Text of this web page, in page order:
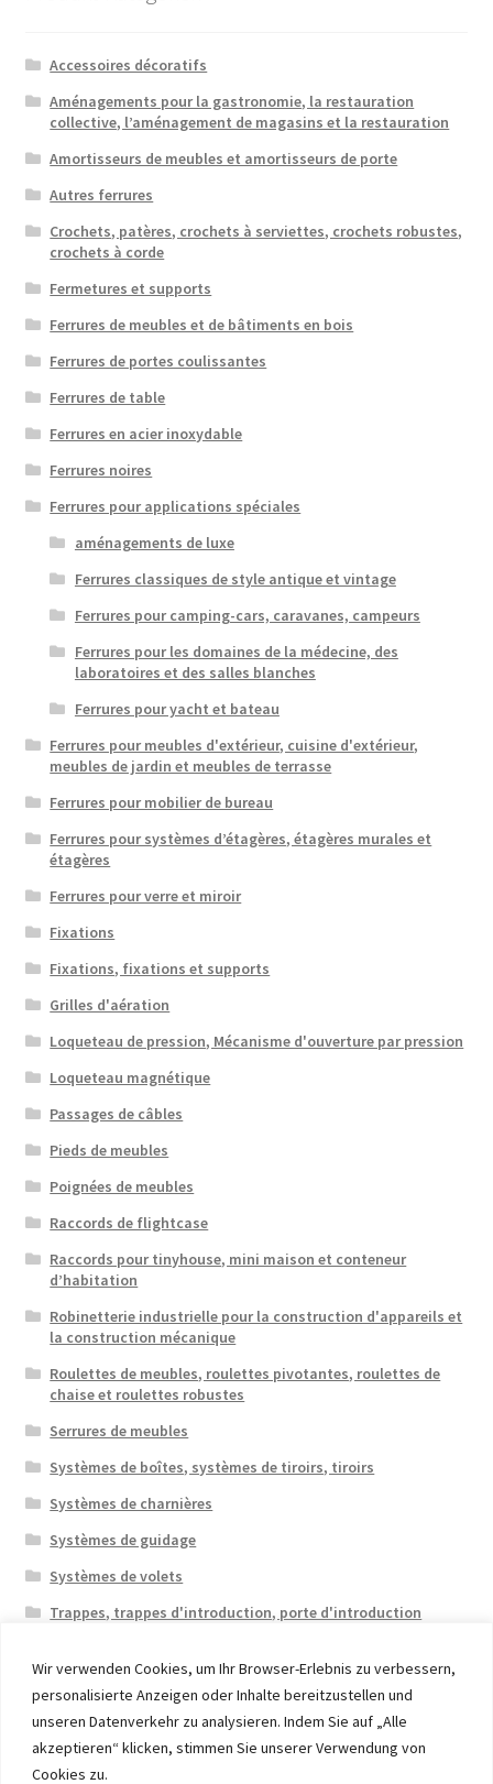
Wir verwenden Cookies, um Ihr Browser-Erlebnis zu verbessern,
personalisierte Anzeigen oder Inhalte bereitzustellen und
unseren Datenverkehr zu analysieren. Indem Sie auf „Alle
akzeptieren“ klicken, stimmen Sie unserer Verwendung von
Cookies zu.
Accessoires décoratifs
Aménagements pour la gastronomie, la restauration
collective, l’aménagement de magasins et la restauration
Amortisseurs de meubles et amortisseurs de porte
Autres ferrures
Crochets, patères, crochets à serviettes, crochets robustes,
crochets à corde
Fermetures et supports
Ferrures de meubles et de bâtiments en bois
Ferrures de portes coulissantes
Ferrures de table
Ferrures en acier inoxydable
Ferrures noires
Ferrures pour applications spéciales
aménagements de luxe
Ferrures classiques de style antique et vintage
Ferrures pour camping-cars, caravanes, campeurs
Ferrures pour les domaines de la médecine, des
laboratoires et des salles blanches
Ferrures pour yacht et bateau
Ferrures pour meubles d'extérieur, cuisine d'extérieur,
meubles de jardin et meubles de terrasse
Ferrures pour mobilier de bureau
Ferrures pour systèmes d’étagères, étagères murales et
étagères
Ferrures pour verre et miroir
Fixations
Fixations, fixations et supports
Grilles d'aération
Loqueteau de pression, Mécanisme d'ouverture par pression
Loqueteau magnétique
Passages de câbles
Pieds de meubles
Poignées de meubles
Raccords de flightcase
Raccords pour tinyhouse, mini maison et conteneur
d’habitation
Robinetterie industrielle pour la construction d'appareils et
la construction mécanique
Roulettes de meubles, roulettes pivotantes, roulettes de
chaise et roulettes robustes
Serrures de meubles
Systèmes de boîtes, systèmes de tiroirs, tiroirs
Systèmes de charnières
Systèmes de guidage
Systèmes de volets
Trappes, trappes d'introduction, porte d'introduction
© 2026 Eruon Trade UG, Germany, member of the ERUON